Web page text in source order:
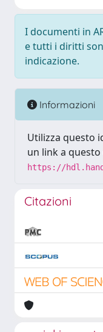
I documenti in
e tutti i diritti
indicazione.
Informazioni
Utilizza questo
un link a
https://
Citazioni